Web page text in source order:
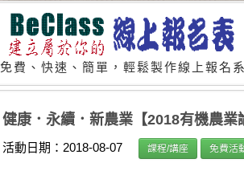
免費、快速、簡單，輕鬆製作線上報名
健康．永續．新農業【2018有機農
活動日期：2018-08-07 課程/講座 免費活